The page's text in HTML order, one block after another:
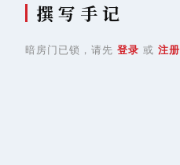
撰 写 手 记
暗房门已锁，请先 登录 或 注册